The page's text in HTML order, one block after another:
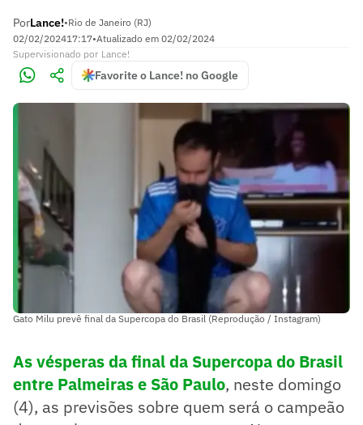
PorLance!•Rio de Janeiro (RJ)
02/02/202417:17•Atualizado em 02/02/2024
Supervisionado por Lance!
Favorite o Lance! no Google
Gato Milu prevê final da Supercopa do Brasil (Reprodução / Instagram)
As vésperas da final da Supercopa do Brasil
entre Palmeiras e São Paulo, neste domingo
(4), as previsões sobre quem será o campeão